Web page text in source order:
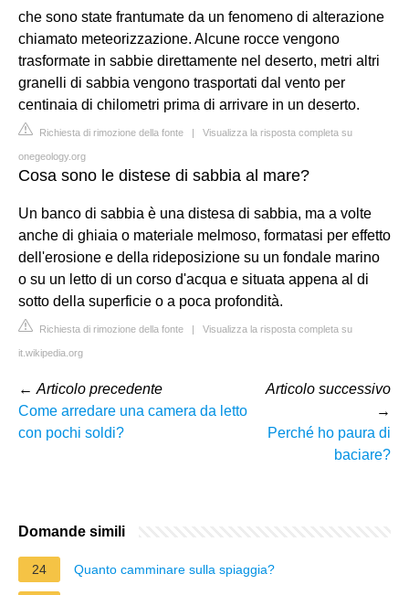
che sono state frantumate da un fenomeno di alterazione
chiamato meteorizzazione. Alcune rocce vengono
trasformate in sabbie direttamente nel deserto, metri altri
granelli di sabbia vengono trasportati dal vento per
centinaia di chilometri prima di arrivare in un deserto.
Richiesta di rimozione della fonte | Visualizza la risposta completa su
onegeology.org
Cosa sono le distese di sabbia al mare?
Un banco di sabbia è una distesa di sabbia, ma a volte
anche di ghiaia o materiale melmoso, formatasi per effetto
dell'erosione e della rideposizione su un fondale marino
o su un letto di un corso d'acqua e situata appena al di
sotto della superficie o a poca profondità.
Richiesta di rimozione della fonte | Visualizza la risposta completa su
it.wikipedia.org
← Articolo precedente
Come arredare una camera da letto
con pochi soldi?
Articolo successivo
→
Perché ho paura di
baciare?
Domande simili
24 Quanto camminare sulla spiaggia?